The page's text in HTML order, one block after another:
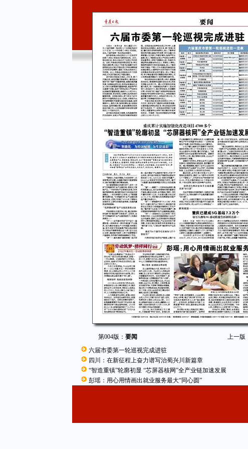
第004版： 要闻 上一版
六届市委第一轮巡视完成进驻
四川：在新征程上奋力谱写治蜀兴川新篇章
“智造重镇”轮廓初显 “芯屏器核网”全产业链加速发展
彭瑶：用心用情画出就业服务最大“同心圆”